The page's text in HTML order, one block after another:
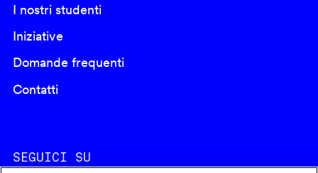
I nostri studenti
Iniziative
Domande frequenti
Contatti
SEGUICI SU